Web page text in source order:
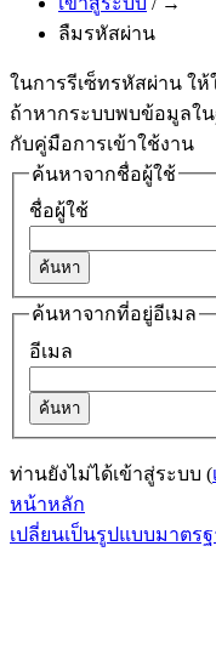
ลืมรหัสผ่าน
ในการรีเซ็ทรหัสผ่าน ใ
ถ้าหากระบบพบข้อมูลใ
กับคู่มือการเข้าใช้งาน
ค้นหาจากชื่อผู้ใช้
ชื่อผู้ใช้
ค้นหาจากที่อยู่อีเมล
อีเมล
ท่านยังไม่ได้เข้าสู่ระบบ (
หน้าหลัก
เปลี่ยนเป็นรูปแบบมาตร